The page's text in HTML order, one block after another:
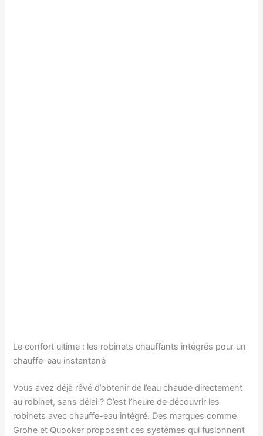
Le confort ultime : les robinets chauffants intégrés pour un
chauffe-eau instantané
Vous avez déjà rêvé d’obtenir de l’eau chaude directement
au robinet, sans délai ? C’est l’heure de découvrir les
robinets avec chauffe-eau intégré. Des marques comme
Grohe et Quooker proposent ces systèmes qui fusionnent